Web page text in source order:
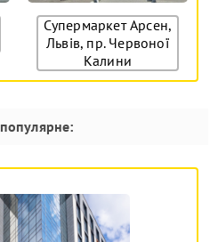
Супермаркет Арсен,
Львів, пр. Червоної
Калини
популярне: